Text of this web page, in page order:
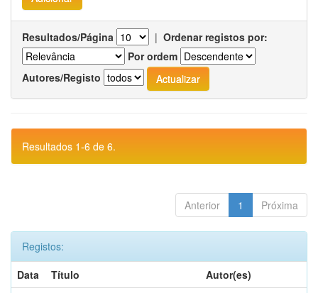
Resultados/Página | Ordenar registos por:
Por ordem
Autores/Registo
Resultados 1-6 de 6.
Anterior 1 Próxima
Registos:
Data
Título
Autor(es)